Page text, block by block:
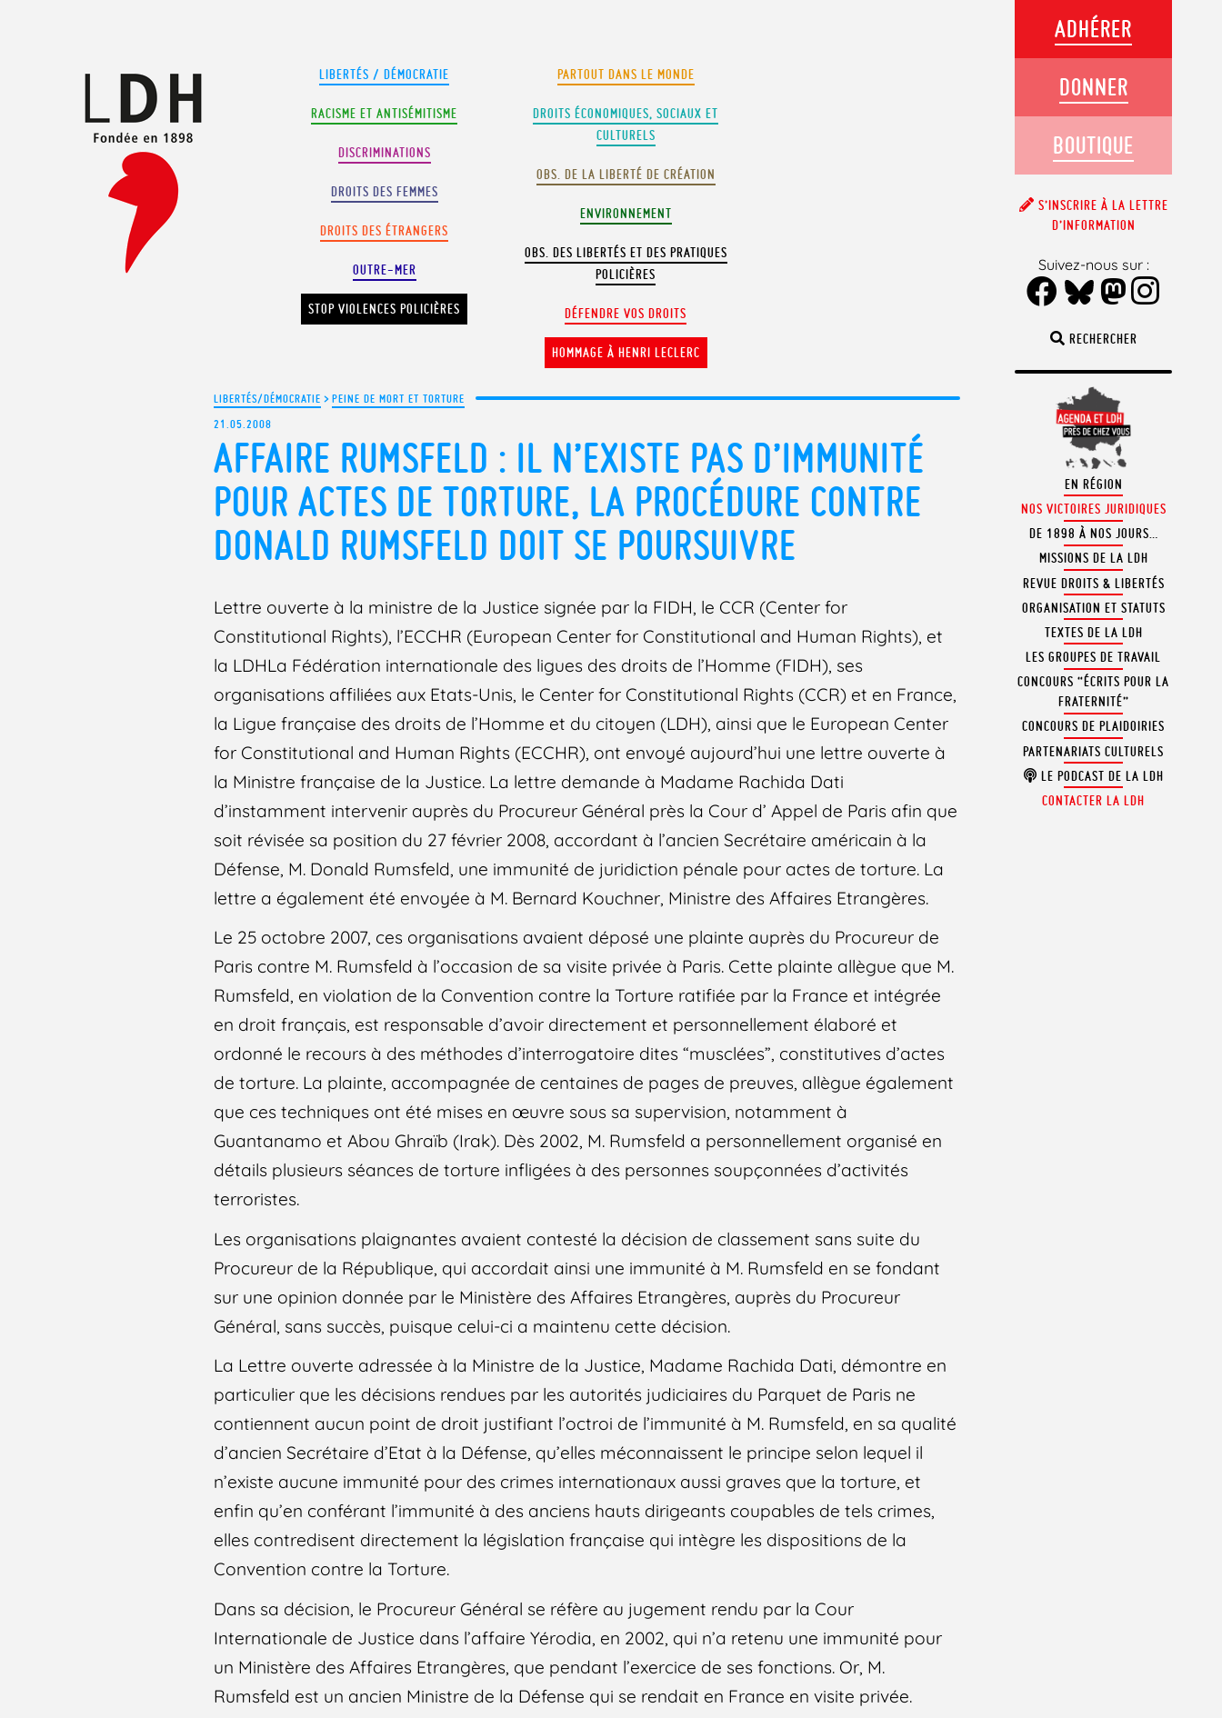
LIBERTÉS / DÉMOCRATIE
RACISME ET ANTISÉMITISME
DISCRIMINATIONS
DROITS DES FEMMES
DROITS DES ÉTRANGERS
OUTRE-MER
STOP VIOLENCES POLICIÈRES
PARTOUT DANS LE MONDE
DROITS ÉCONOMIQUES, SOCIAUX ET
CULTURELS
OBS. DE LA LIBERTÉ DE CRÉATION
ENVIRONNEMENT
OBS. DES LIBERTÉS ET DES PRATIQUES
POLICIÈRES
DÉFENDRE VOS DROITS
HOMMAGE À HENRI LECLERC
LIBERTÉS/DÉMOCRATIE >PEINE DE MORT ET TORTURE
21.05.2008
AFFAIRE RUMSFELD : IL N’EXISTE PAS D’IMMUNITÉ
POUR ACTES DE TORTURE, LA PROCÉDURE CONTRE
DONALD RUMSFELD DOIT SE POURSUIVRE
Lettre ouverte à la ministre de la Justice signée par la FIDH, le CCR (Center for
Constitutional Rights), l’ECCHR (European Center for Constitutional and Human Rights), et
la LDHLa Fédération internationale des ligues des droits de l’Homme (FIDH), ses
organisations affiliées aux Etats-Unis, le Center for Constitutional Rights (CCR) et en France,
la Ligue française des droits de l’Homme et du citoyen (LDH), ainsi que le European Center
for Constitutional and Human Rights (ECCHR), ont envoyé aujourd’hui une lettre ouverte à
la Ministre française de la Justice. La lettre demande à Madame Rachida Dati
d’instamment intervenir auprès du Procureur Général près la Cour d’ Appel de Paris afin que
soit révisée sa position du 27 février 2008, accordant à l’ancien Secrétaire américain à la
Défense, M. Donald Rumsfeld, une immunité de juridiction pénale pour actes de torture. La
lettre a également été envoyée à M. Bernard Kouchner, Ministre des Affaires Etrangères.
Le 25 octobre 2007, ces organisations avaient déposé une plainte auprès du Procureur de
Paris contre M. Rumsfeld à l’occasion de sa visite privée à Paris. Cette plainte allègue que M.
Rumsfeld, en violation de la Convention contre la Torture ratifiée par la France et intégrée
en droit français, est responsable d’avoir directement et personnellement élaboré et
ordonné le recours à des méthodes d’interrogatoire dites “musclées”, constitutives d’actes
de torture. La plainte, accompagnée de centaines de pages de preuves, allègue également
que ces techniques ont été mises en œuvre sous sa supervision, notamment à
Guantanamo et Abou Ghraïb (Irak). Dès 2002, M. Rumsfeld a personnellement organisé en
détails plusieurs séances de torture infligées à des personnes soupçonnées d’activités
terroristes.
Les organisations plaignantes avaient contesté la décision de classement sans suite du
Procureur de la République, qui accordait ainsi une immunité à M. Rumsfeld en se fondant
sur une opinion donnée par le Ministère des Affaires Etrangères, auprès du Procureur
Général, sans succès, puisque celui-ci a maintenu cette décision.
La Lettre ouverte adressée à la Ministre de la Justice, Madame Rachida Dati, démontre en
particulier que les décisions rendues par les autorités judiciaires du Parquet de Paris ne
contiennent aucun point de droit justifiant l’octroi de l’immunité à M. Rumsfeld, en sa qualité
d’ancien Secrétaire d’Etat à la Défense, qu’elles méconnaissent le principe selon lequel il
n’existe aucune immunité pour des crimes internationaux aussi graves que la torture, et
enfin qu’en conférant l’immunité à des anciens hauts dirigeants coupables de tels crimes,
elles contredisent directement la législation française qui intègre les dispositions de la
Convention contre la Torture.
Dans sa décision, le Procureur Général se réfère au jugement rendu par la Cour
Internationale de Justice dans l’affaire Yérodia, en 2002, qui n’a retenu une immunité pour
un Ministère des Affaires Etrangères, que pendant l’exercice de ses fonctions. Or, M.
Rumsfeld est un ancien Ministre de la Défense qui se rendait en France en visite privée.
RECHERCHER
EN RÉGION
NOS VICTOIRES JURIDIQUES
DE 1898 À NOS JOURS…
MISSIONS DE LA LDH
REVUE DROITS & LIBERTÉS
ORGANISATION ET STATUTS
TEXTES DE LA LDH
LES GROUPES DE TRAVAIL
CONCOURS “ÉCRITS POUR LA
FRATERNITÉ”
CONCOURS DE PLAIDOIRIES
PARTENARIATS CULTURELS
LE PODCAST DE LA LDH
CONTACTER LA LDH
ADHÉRER
DONNER
BOUTIQUE
S’INSCRIRE À LA LETTRE
D’INFORMATION
Suivez-nous sur :